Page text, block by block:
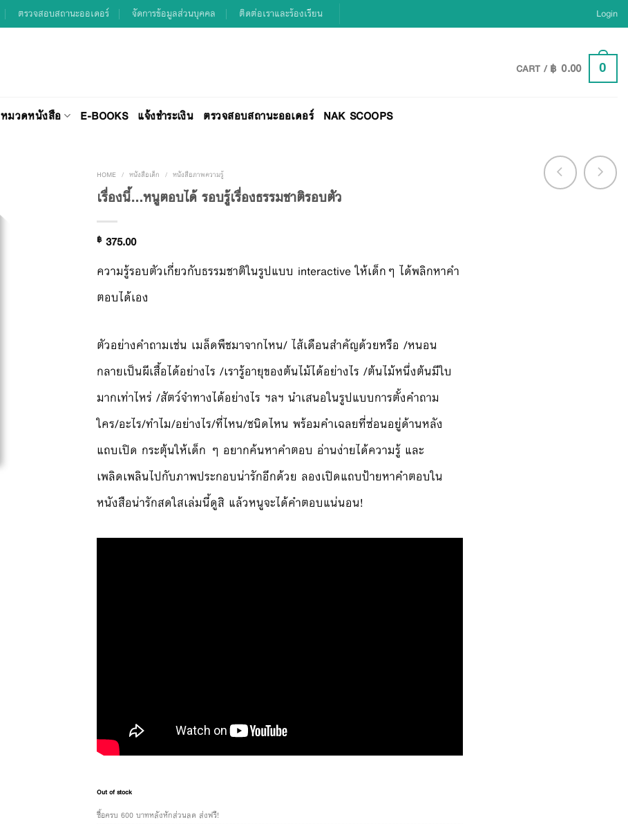
ตรวจสอบสถานะออเดอร์ จัดการข้อมูลส่วนบุคคล ติดต่อเราและร้องเรียน Login
CART /฿ 0.00 0
หมวดหนังสือ E-BOOKS แจ้งชำระเงิน ตรวจสอบสถานะออเดอร์ NAK SCOOPS
HOME / หนังสือเด็ก / หนังสือภาพความรู้
เรื่องนี้…หนูตอบได้ รอบรู้เรื่องธรรมชาติรอบตัว
฿ 375.00
ความรู้รอบตัวเกี่ยวกับธรรมชาติในรูปแบบ interactive ให้เด็กๆ ได้พลิกหาคำ
ตอบได้เอง
ตัวอย่างคำถามเช่น เมล็ดพืชมาจากไหน/ ไส้เดือนสำคัญด้วยหรือ /หนอน
กลายเป็นผีเสื้อได้อย่างไร /เรารู้อายุของต้นไม้ได้อย่างไร /ต้นไม้หนึ่งต้นมีใบ
มากเท่าไหร่ /สัตว์จำทางได้อย่างไร ฯลฯ นำเสนอในรูปแบบการตั้งคำถาม
ใคร/อะไร/ทำไม/อย่างไร/ที่ไหน/ชนิดไหน พร้อมคำเฉลยที่ซ่อนอยู่ด้านหลัง
แถบเปิด กระตุ้นให้เด็ก ๆ อยากค้นหาคำตอบ อ่านง่ายได้ความรู้ และ
เพลิดเพลินไปกับภาพประกอบน่ารักอีกด้วย ลองเปิดแถบป้ายหาคำตอบใน
หนังสือน่ารักสดใสเล่มนี้ดูสิ แล้วหนูจะได้คำตอบแน่นอน!
Out of stock
ซื้อครบ 600 บาทหลังหักส่วนลด ส่งฟรี!